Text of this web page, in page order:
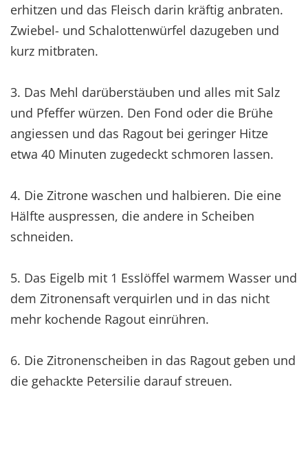
erhitzen und das Fleisch darin kräftig anbraten.
Zwiebel- und Schalottenwürfel dazugeben und
kurz mitbraten.
3. Das Mehl darüberstäuben und alles mit Salz
und Pfeffer würzen. Den Fond oder die Brühe
angiessen und das Ragout bei geringer Hitze
etwa 40 Minuten zugedeckt schmoren lassen.
4. Die Zitrone waschen und halbieren. Die eine
Hälfte auspressen, die andere in Scheiben
schneiden.
5. Das Eigelb mit 1 Esslöffel warmem Wasser und
dem Zitronensaft verquirlen und in das nicht
mehr kochende Ragout einrühren.
6. Die Zitronenscheiben in das Ragout geben und
die gehackte Petersilie darauf streuen.